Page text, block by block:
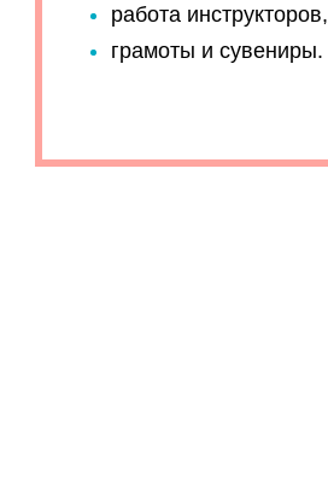
работа инструкторов,
грамоты и сувениры.